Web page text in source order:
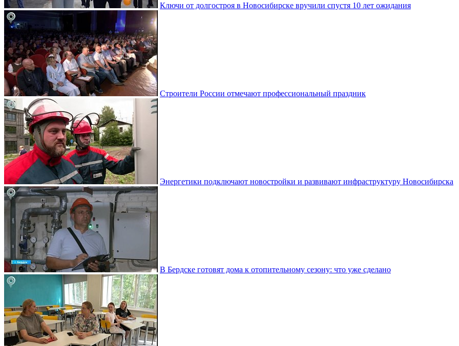
Ключи от долгостроя в Новосибирске вручили спустя 10 лет ожидания
Строители России отмечают профессиональный праздник
Энергетики подключают новостройки и развивают инфраструктуру Новосибирска
В Бердске готовят дома к отопительному сезону: что уже сделано